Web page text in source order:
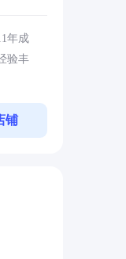
年成
验丰
铺